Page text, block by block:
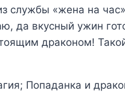
службы «жена на
да вкусный ужин
драконом!
Попаданка и